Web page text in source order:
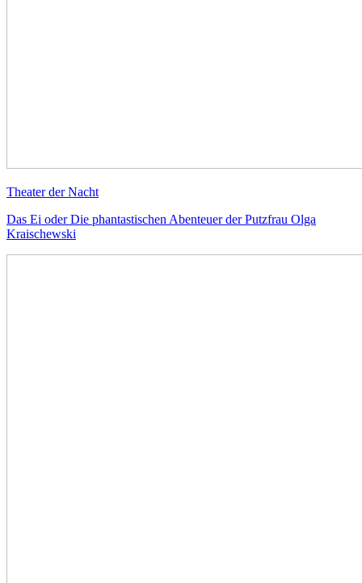
Theater der Nacht
Das Ei oder Die phantastischen Abenteuer der Putzfrau Olga
Kraischewski